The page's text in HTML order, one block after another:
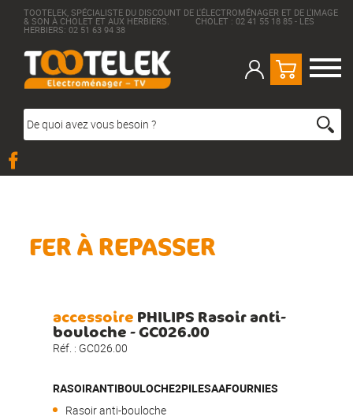
TOOTELEK, SPÉCIALISTE DU DISCOUNT DE L'ÉLECTROMÉNAGER ET DE L'IMAGE
& SON À CHOLET ET AUX HERBIERS. CHOLET : 02 41 55 18 85 - LES
HERBIERS: 02 51 63 94 38
FER À REPASSER
accessoire PHILIPS Rasoir anti-
bouloche - GC026.00
Réf. : GC026.00
RASOIRANTIBOULOCHE2PILESAAFOURNIES
Rasoir anti-bouloche